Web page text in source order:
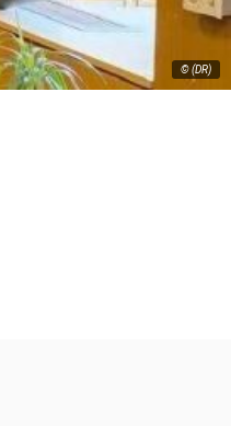
© (DR)